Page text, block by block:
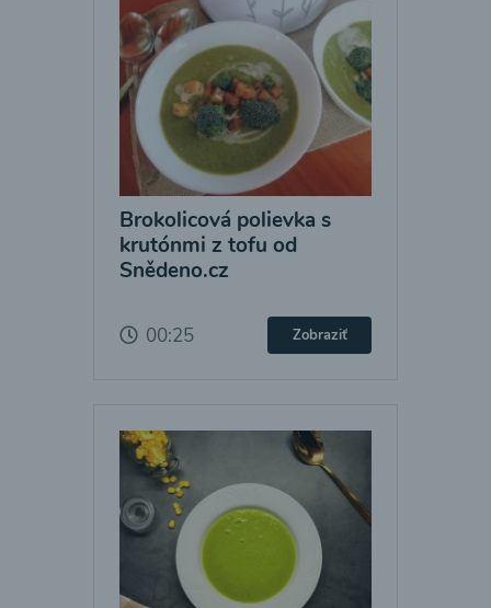
Brokolicová polievka s
krutónmi z tofu od
Snědeno.cz
00:25 Zobraziť